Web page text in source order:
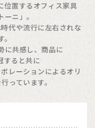
位置するオフィス家具
ニ」。
代や流行に左右されな
に共感し、商品に
すると共に
レーションによるオリ
っています。